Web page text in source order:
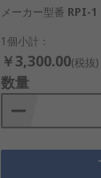
メーカー型番 RPI-1
1個小計：
￥3,300.00(税抜)
数量